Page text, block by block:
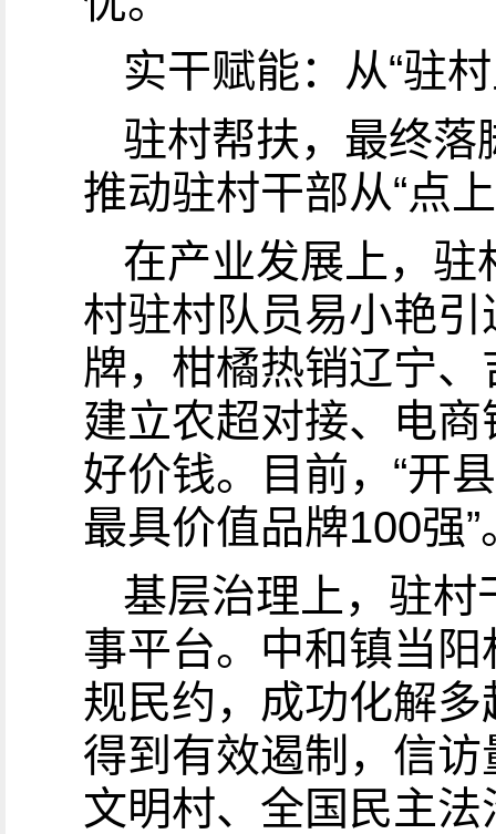
实干赋能：从“驻村
驻村帮扶，最终落
推动驻村干部从“点
在产业发展上，驻
村驻村队员易小艳引
牌，柑橘热销辽宁
建立农超对接、电
好价钱。目前，“开
最具价值品牌100强”
基层治理上，驻村
事平台。中和镇当阳
规民约，成功化解多
得到有效遏制，信
文明村、全国民主